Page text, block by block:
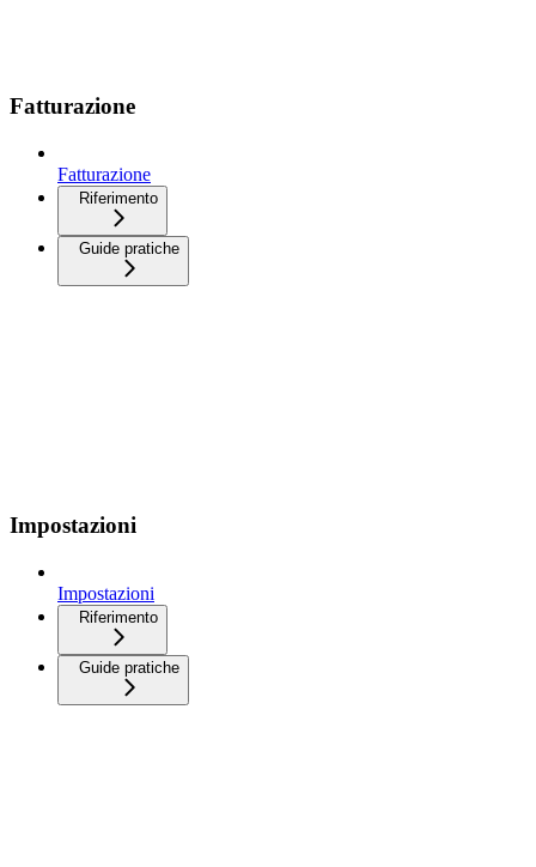
Fatturazione
Fatturazione
Riferimento
Guide pratiche
Impostazioni
Impostazioni
Riferimento
Guide pratiche